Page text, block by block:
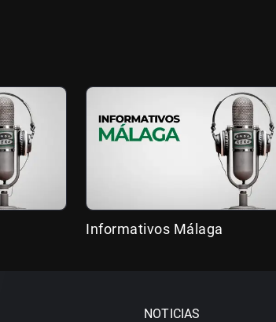
Informativos Málaga
NOTICIAS